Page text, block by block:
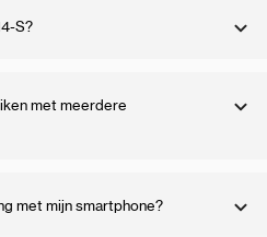
elektronische sloten via de
S?
met meerdere
met mijn smartphone?